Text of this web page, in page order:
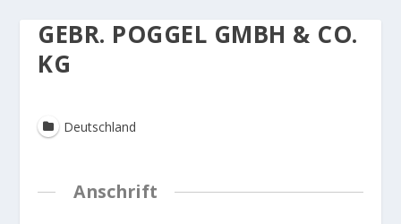
GEBR. POGGEL GMBH & CO.
KG
Deutschland
Anschrift